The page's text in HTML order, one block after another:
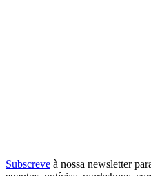
Subscreve à nossa newsletter